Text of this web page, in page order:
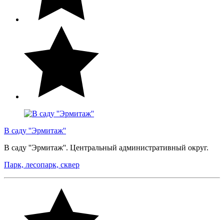
В саду ''Эрмитаж''
В саду ''Эрмитаж''. Центральный административный округ.
Парк, лесопарк, сквер